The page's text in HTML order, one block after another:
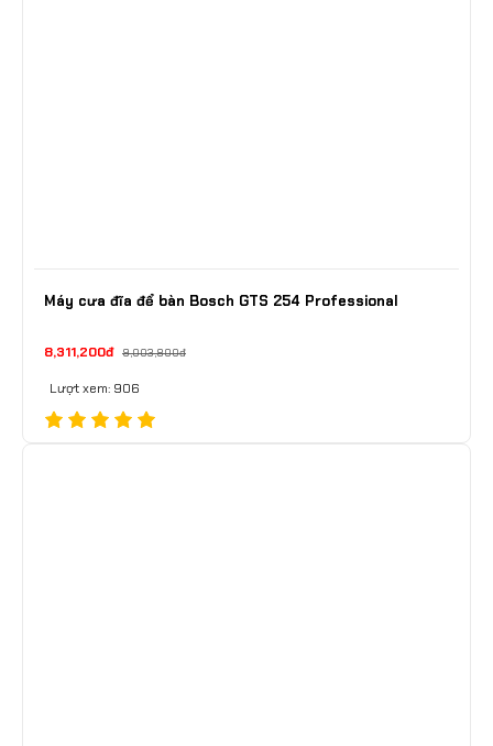
Máy cưa đĩa để bàn Bosch GTS 254 Professional
8,311,200đ 9,003,800đ
Lượt xem: 906